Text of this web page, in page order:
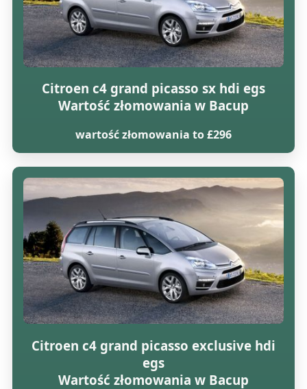
Citroen c4 grand picasso sx hdi egs
Wartość złomowania w Bacup
wartość złomowania to £296
Citroen c4 grand picasso exclusive hdi
egs
Wartość złomowania w Bacup